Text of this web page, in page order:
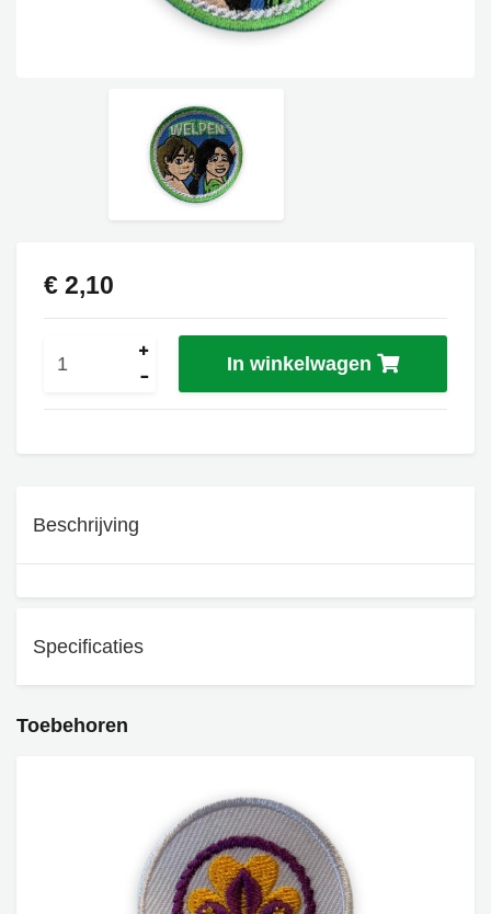
€ 2,10
In winkelwagen
Beschrijving
Specificaties
Toebehoren